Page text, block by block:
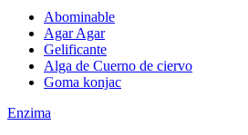
Abominable
Agar Agar
Gelificante
Alga de Cuerno de ciervo
Goma konjac
Enzima